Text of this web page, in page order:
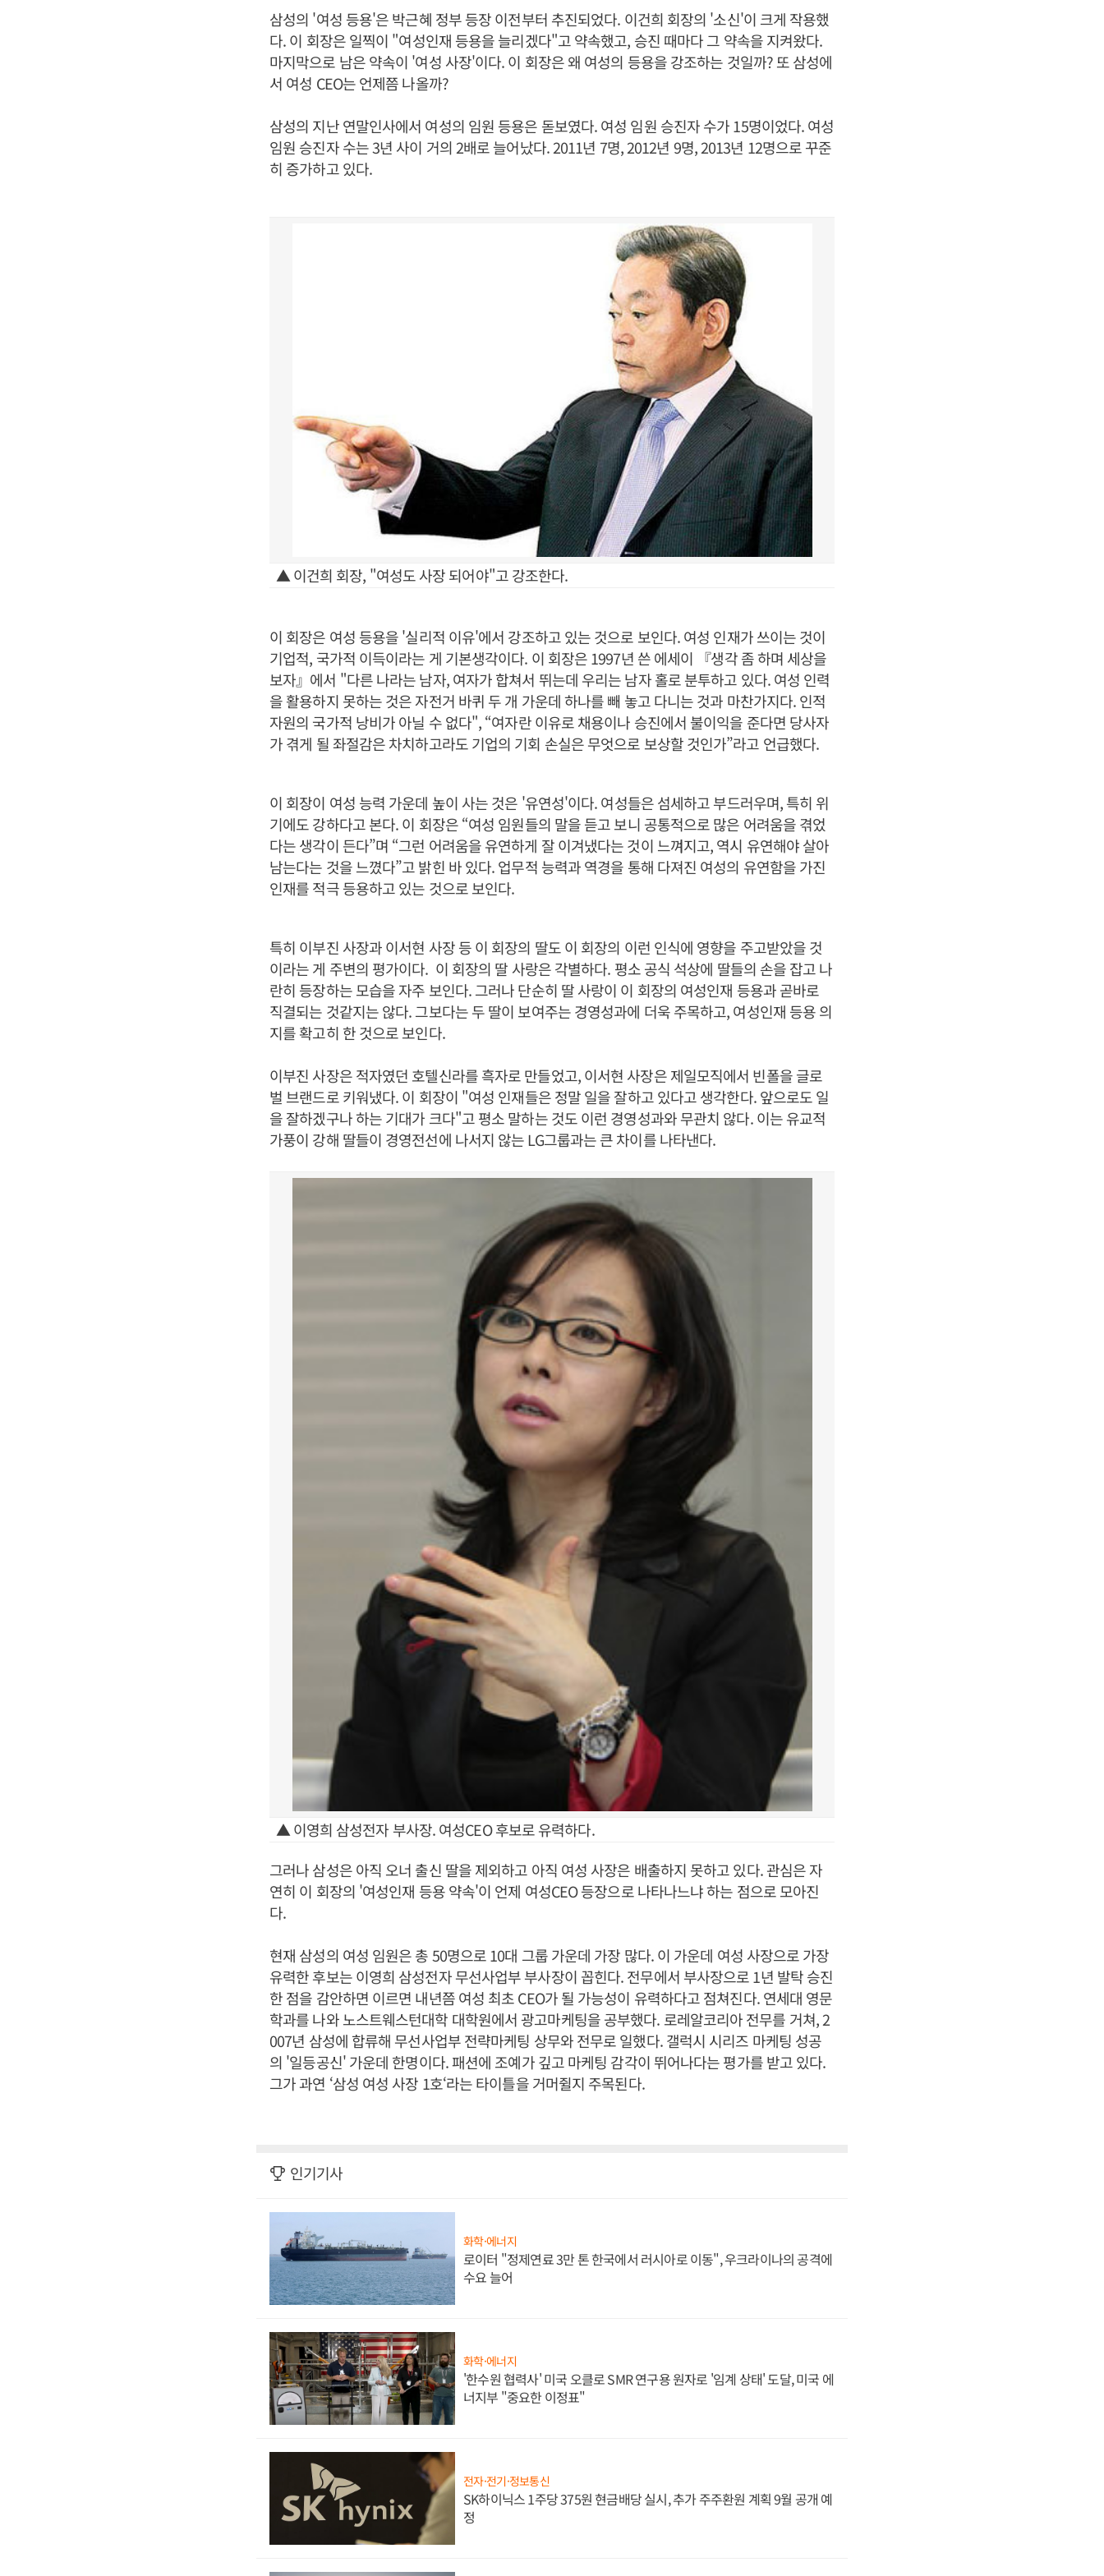
삼성의 '여성 등용'은 박근혜 정부 등장 이전부터 추진되었다. 이건희 회장의 '소신'이 크게 작용했
다. 이 회장은 일찍이 "여성인재 등용을 늘리겠다"고 약속했고, 승진 때마다 그 약속을 지켜왔다.
마지막으로 남은 약속이 '여성 사장'이다. 이 회장은 왜 여성의 등용을 강조하는 것일까? 또 삼성에
서 여성 CEO는 언제쯤 나올까?
삼성의 지난 연말인사에서 여성의 임원 등용은 돋보였다. 여성 임원 승진자 수가 15명이었다. 여성
임원 승진자 수는 3년 사이 거의 2배로 늘어났다. 2011년 7명, 2012년 9명, 2013년 12명으로 꾸준
히 증가하고 있다.
▲ 이건희 회장, "여성도 사장 되어야"고 강조한다.
이 회장은 여성 등용을 '실리적 이유'에서 강조하고 있는 것으로 보인다. 여성 인재가 쓰이는 것이
기업적, 국가적 이득이라는 게 기본생각이다. 이 회장은 1997년 쓴 에세이 『생각 좀 하며 세상을
보자』에서 "다른 나라는 남자, 여자가 합쳐서 뛰는데 우리는 남자 홀로 분투하고 있다. 여성 인력
을 활용하지 못하는 것은 자전거 바퀴 두 개 가운데 하나를 빼 놓고 다니는 것과 마찬가지다. 인적
자원의 국가적 낭비가 아닐 수 없다", “여자란 이유로 채용이나 승진에서 불이익을 준다면 당사자
가 겪게 될 좌절감은 차치하고라도 기업의 기회 손실은 무엇으로 보상할 것인가”라고 언급했다.
이 회장이 여성 능력 가운데 높이 사는 것은 '유연성'이다. 여성들은 섬세하고 부드러우며, 특히 위
기에도 강하다고 본다. 이 회장은 “여성 임원들의 말을 듣고 보니 공통적으로 많은 어려움을 겪었
다는 생각이 든다”며 “그런 어려움을 유연하게 잘 이겨냈다는 것이 느껴지고, 역시 유연해야 살아
남는다는 것을 느꼈다”고 밝힌 바 있다. 업무적 능력과 역경을 통해 다져진 여성의 유연함을 가진
인재를 적극 등용하고 있는 것으로 보인다.
특히 이부진 사장과 이서현 사장 등 이 회장의 딸도 이 회장의 이런 인식에 영향을 주고받았을 것
이라는 게 주변의 평가이다. 이 회장의 딸 사랑은 각별하다. 평소 공식 석상에 딸들의 손을 잡고 나
란히 등장하는 모습을 자주 보인다. 그러나 단순히 딸 사랑이 이 회장의 여성인재 등용과 곧바로
직결되는 것같지는 않다. 그보다는 두 딸이 보여주는 경영성과에 더욱 주목하고, 여성인재 등용 의
지를 확고히 한 것으로 보인다.
이부진 사장은 적자였던 호텔신라를 흑자로 만들었고, 이서현 사장은 제일모직에서 빈폴을 글로
벌 브랜드로 키워냈다. 이 회장이 "여성 인재들은 정말 일을 잘하고 있다고 생각한다. 앞으로도 일
을 잘하겠구나 하는 기대가 크다"고 평소 말하는 것도 이런 경영성과와 무관치 않다. 이는 유교적
가풍이 강해 딸들이 경영전선에 나서지 않는 LG그룹과는 큰 차이를 나타낸다.
▲ 이영희 삼성전자 부사장. 여성CEO 후보로 유력하다.
그러나 삼성은 아직 오너 출신 딸을 제외하고 아직 여성 사장은 배출하지 못하고 있다. 관심은 자
연히 이 회장의 '여성인재 등용 약속'이 언제 여성CEO 등장으로 나타나느냐 하는 점으로 모아진
다.
현재 삼성의 여성 임원은 총 50명으로 10대 그룹 가운데 가장 많다. 이 가운데 여성 사장으로 가장
유력한 후보는 이영희 삼성전자 무선사업부 부사장이 꼽힌다. 전무에서 부사장으로 1년 발탁 승진
한 점을 감안하면 이르면 내년쯤 여성 최초 CEO가 될 가능성이 유력하다고 점쳐진다. 연세대 영문
학과를 나와 노스트웨스턴대학 대학원에서 광고마케팅을 공부했다. 로레알코리아 전무를 거쳐, 2
007년 삼성에 합류해 무선사업부 전략마케팅 상무와 전무로 일했다. 갤럭시 시리즈 마케팅 성공
의 '일등공신' 가운데 한명이다. 패션에 조예가 깊고 마케팅 감각이 뛰어나다는 평가를 받고 있다.
그가 과연 ‘삼성 여성 사장 1호‘라는 타이틀을 거머쥘지 주목된다.
인기기사
화학·에너지
로이터 "정제연료 3만 톤 한국에서 러시아로 이동", 우크라이나의 공격에
수요 늘어
화학·에너지
'한수원 협력사' 미국 오클로 SMR 연구용 원자로 '임계 상태' 도달, 미국 에
너지부 "중요한 이정표"
전자·전기·정보통신
SK하이닉스 1주당 375원 현금배당 실시, 추가 주주환원 계획 9월 공개 예
정